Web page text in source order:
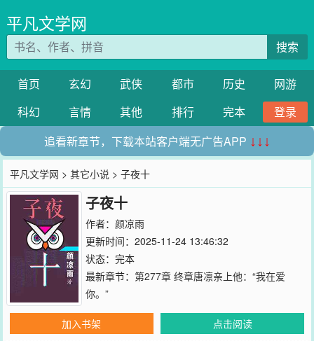
平凡文学网
搜索
首页 玄幻 武侠 都市 历史
网游
科幻
言情 其他 排行 完本
登录
追看新章节，下载本站客户端无广告APP ↓↓↓
平凡文学网 >其它小说 > 子夜十
子夜十
作者： 颜凉雨
更新时间：2025-11-24 13:46:32
状态：完本
最新章节： 第277章 终章唐凛亲上他：“我在爱
你。”
加入书架
点击阅读